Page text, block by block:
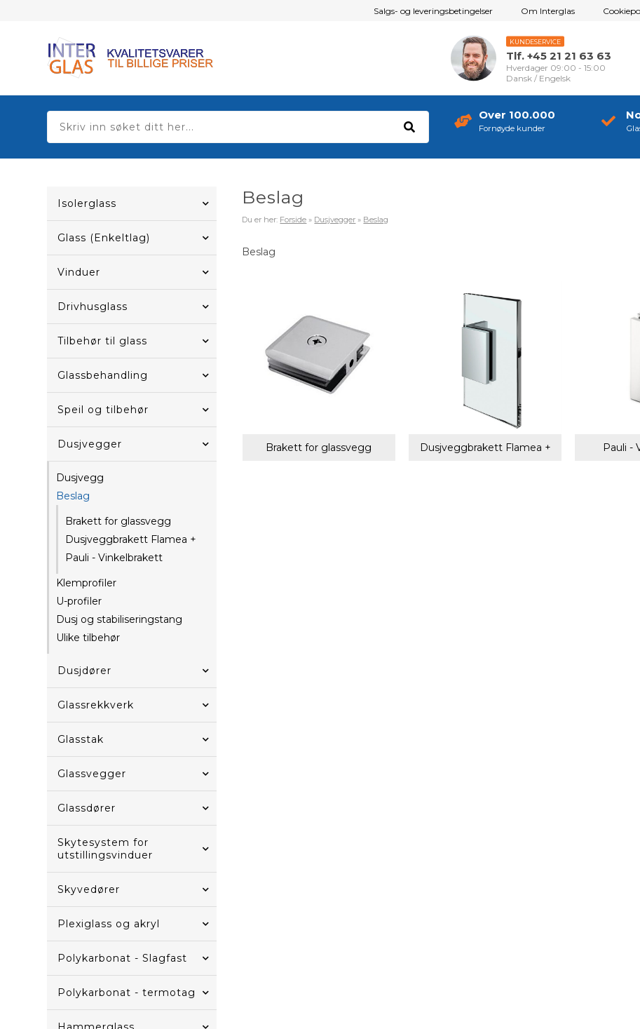
Salgs- og leveringsbetingelser Om Interglas
KUNDESERVICE
Tlf. +45 21 21 63 63
Hverdager 09:00 - 15:00
Dansk / Engelsk
Over 100.000
Fornøyde kunder
Isolerglass
Glass (Enkeltlag)
Vinduer
Drivhusglass
Tilbehør til glass
Glassbehandling
Speil og tilbehør
Dusjvegger
Dusjvegg
Beslag
Brakett for glassvegg
Dusjveggbrakett Flamea +
Pauli - Vinkelbrakett
Klemprofiler
U-profiler
Dusj og stabiliseringstang
Ulike tilbehør
Dusjdører
Glassrekkverk
Glasstak
Glassvegger
Glassdører
Skytesystem for
utstillingsvinduer
Skyvedører
Plexiglass og akryl
Polykarbonat - Slagfast
Polykarbonat - termotag
Beslag
Du er her: Forside » Dusjvegger » Beslag
Beslag
Brakett for glassvegg Dusjveggbrakett Flamea + Pauli -